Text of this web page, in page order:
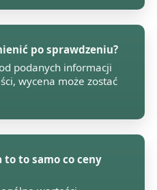
po sprawdzeniu?
podanych informacji
wycena może zostać
to to samo co ceny